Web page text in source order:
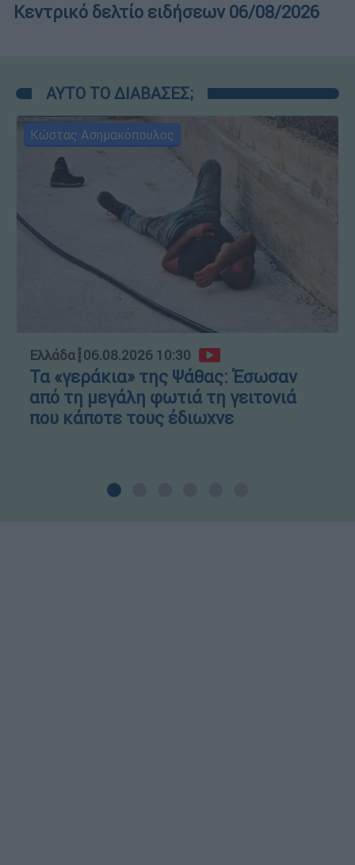
Κεντρικό δελτίο ειδήσεων 06/08/2026
ΑΥΤΟ ΤΟ ΔΙΑΒΑΣΕΣ;
Κώστας Ασημακόπουλος
Ελλάδα┋06.08.2026 10:30
Τα «γεράκια» της Ψάθας: Έσωσαν
από τη μεγάλη φωτιά τη γειτονιά
που κάποτε τους έδιωχνε